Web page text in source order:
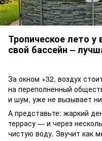
Тропическое лето у
свой бассейн –
За окном +32, воздух
на переполненный
и шум, уже не вызывает
А представьте: жаркий
террасу — и через
чистую воду. Звучит как